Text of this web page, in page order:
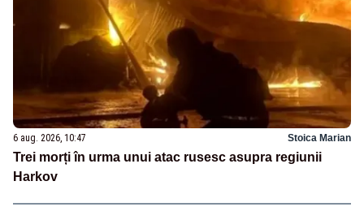
6 aug. 2026, 10:47 Stoica Marian
Trei morți în urma unui atac rusesc asupra regiunii
Harkov